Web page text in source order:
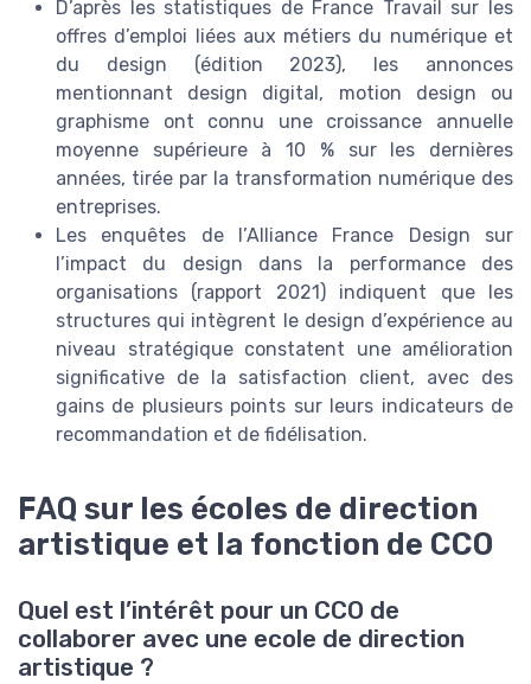
D’après les statistiques de France Travail sur les
offres d’emploi liées aux métiers du numérique et
du design (édition 2023), les annonces
mentionnant design digital, motion design ou
graphisme ont connu une croissance annuelle
moyenne supérieure à 10 % sur les dernières
années, tirée par la transformation numérique des
entreprises.
Les enquêtes de l’Alliance France Design sur
l’impact du design dans la performance des
organisations (rapport 2021) indiquent que les
structures qui intègrent le design d’expérience au
niveau stratégique constatent une amélioration
significative de la satisfaction client, avec des
gains de plusieurs points sur leurs indicateurs de
recommandation et de fidélisation.
FAQ sur les écoles de direction
artistique et la fonction de CCO
Quel est l’intérêt pour un CCO de
collaborer avec une ecole de direction
artistique ?